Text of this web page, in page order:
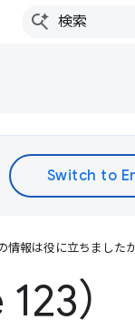
情報は役に立ちました
）